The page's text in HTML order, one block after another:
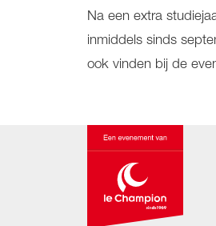
Na een extra
inmiddels sinds
ook vinden bij de